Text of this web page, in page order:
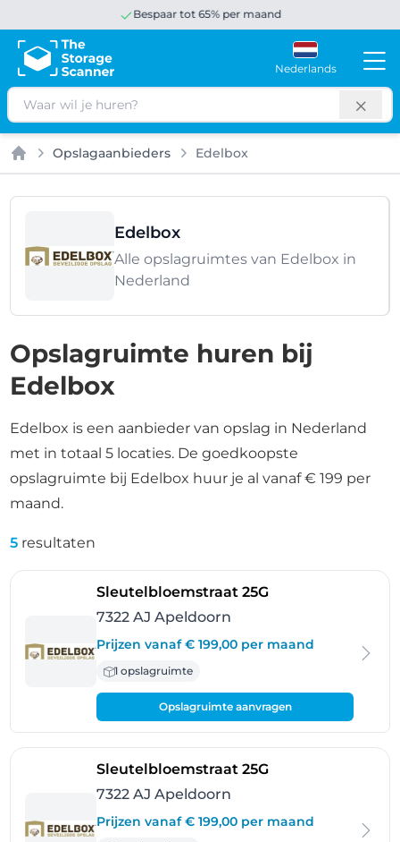
Bespaar tot 65% per maand
Nederlands
Zoeken
Home
Opslagaanbieders Edelbox
Edelbox
Alle opslagruimtes van Edelbox in
Nederland
Opslagruimte huren bij
Edelbox
Edelbox is een aanbieder van opslag in Nederland
met in totaal 5 locaties. De goedkoopste
opslagruimte bij Edelbox huur je al vanaf € 199 per
maand.
5 resultaten
Sleutelbloemstraat 25G- Apeldoorn
7322 AJ Apeldoorn
Prijzen vanaf € 199,00 per maand
1 opslagruimte
Opslagruimte aanvragen
Sleutelbloemstraat 25G- Apeldoorn
7322 AJ Apeldoorn
Prijzen vanaf € 199,00 per maand